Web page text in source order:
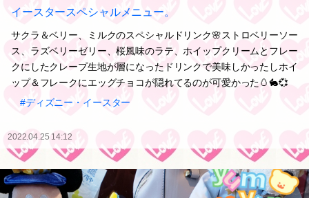
イースタースペシャルメニュー。
サクラ＆ベリー、ミルクのスペシャルドリンク🌸ストロベリーソー
ス、ラズベリーゼリー、桜風味のラテ、ホイップクリームとフレー
クにしたクレープ生地が層になったドリンクで美味しかったしホイ
ップ＆フレークにエッグチョコが隠れてるのが可愛かった🥚🐇💞
#ディズニー・イースター
2022.04.25 14:12